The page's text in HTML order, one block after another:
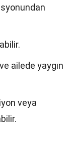
ailede yaygın
veya